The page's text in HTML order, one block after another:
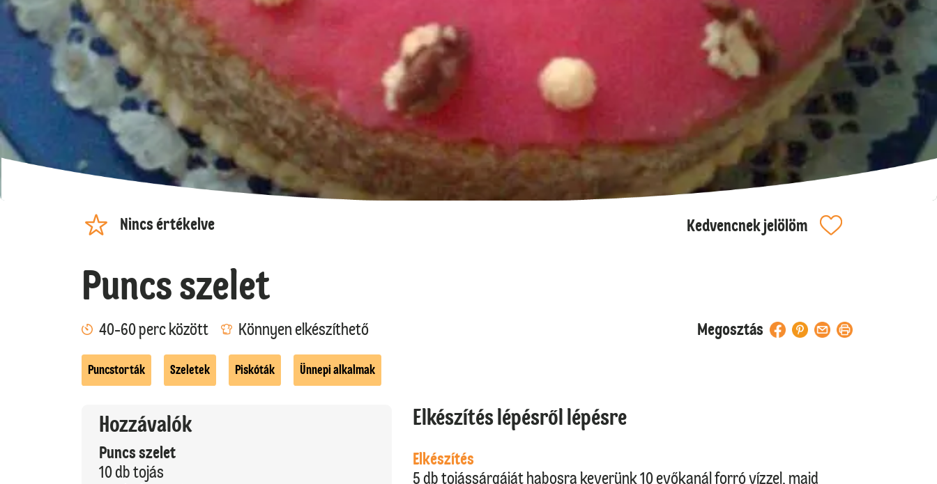
Nincs értékelve Kedvencnek jelölöm
Puncs szelet
40-60 perc között Könnyen elkészíthető Megosztás
Puncstorták Szeletek Piskóták Ünnepi alkalmak
Hozzávalók
Puncs szelet
10 db tojás
Elkészítés lépésről lépésre
Elkészítés
5 db tojássárgáját habosra keverünk 10 evőkanál forró vízzel, majd